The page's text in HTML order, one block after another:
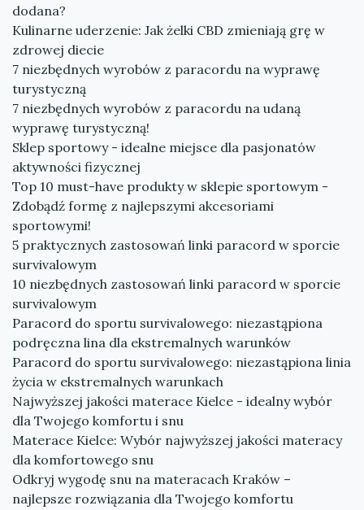
dodana?
Kulinarne uderzenie: Jak żelki CBD zmieniają grę w
zdrowej diecie
7 niezbędnych wyrobów z paracordu na wyprawę
turystyczną
7 niezbędnych wyrobów z paracordu na udaną
wyprawę turystyczną!
Sklep sportowy - idealne miejsce dla pasjonatów
aktywności fizycznej
Top 10 must-have produkty w sklepie sportowym -
Zdobądź formę z najlepszymi akcesoriami
sportowymi!
5 praktycznych zastosowań linki paracord w sporcie
survivalowym
10 niezbędnych zastosowań linki paracord w sporcie
survivalowym
Paracord do sportu survivalowego: niezastąpiona
podręczna lina dla ekstremalnych warunków
Paracord do sportu survivalowego: niezastąpiona linia
życia w ekstremalnych warunkach
Najwyższej jakości materace Kielce - idealny wybór
dla Twojego komfortu i snu
Materace Kielce: Wybór najwyższej jakości materacy
dla komfortowego snu
Odkryj wygodę snu na materacach Kraków –
najlepsze rozwiązania dla Twojego komfortu